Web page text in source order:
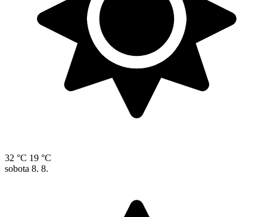
32 °C 19 °C
sobota 8. 8.